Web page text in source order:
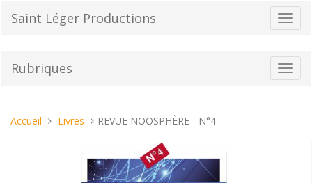
la
Saint Léger Productions
la
Rubriques
Vous
Accueil Livres REVUE NOOSPHÈRE - N°4